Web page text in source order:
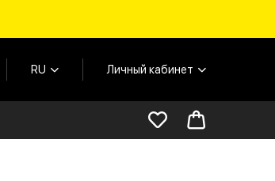
RU Личный кабинет